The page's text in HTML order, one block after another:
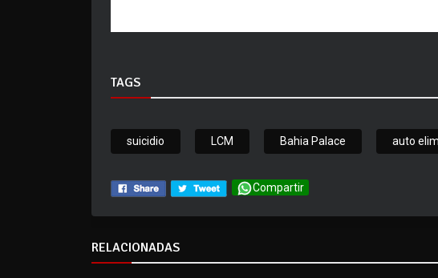
TAGS
suicidio LCM Bahia Palace auto
Compartir
RELACIONADAS